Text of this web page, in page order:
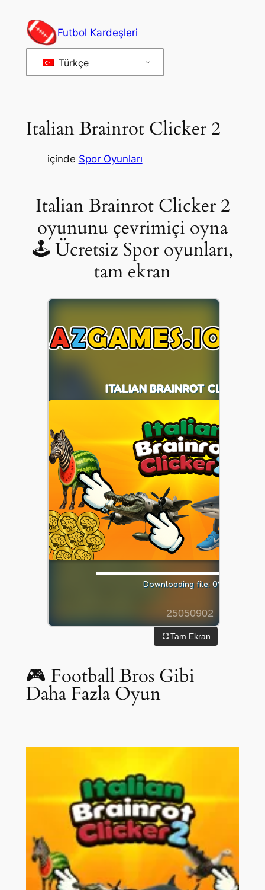
Futbol Kardeşleri
Türkçe
Italian Brainrot Clicker 2
içinde Spor Oyunları
Italian Brainrot Clicker 2
oyununu çevrimiçi oyna
🕹 Ücretsiz Spor oyunları,
tam ekran
Tam Ekran
🎮 Football Bros Gibi
Daha Fazla Oyun